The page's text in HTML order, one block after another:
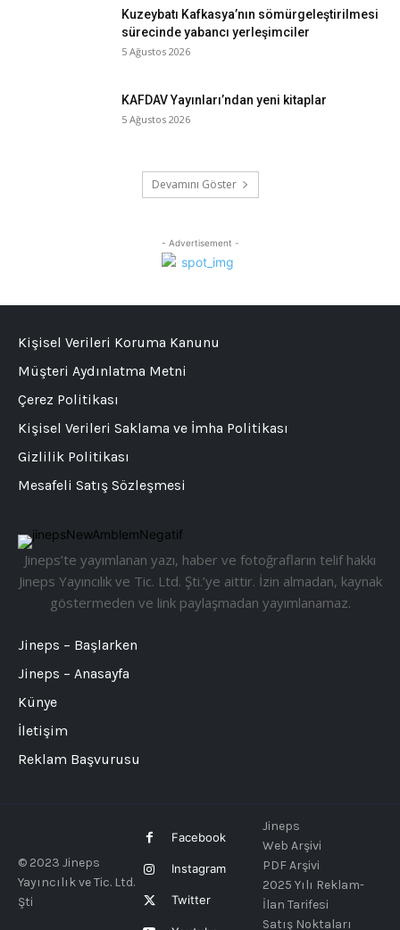
Kuzeybatı Kafkasya’nın sömürgeleştirilmesi
sürecinde yabancı yerleşimciler
5 Ağustos 2026
KAFDAV Yayınları’ndan yeni kitaplar
5 Ağustos 2026
Devamını Göster
- Advertisement -
Jineps’te yayımlanan yazı, haber ve fotoğrafların telif hakkı
Jineps Yayıncılık ve Tic. Ltd. Şti.’ye aittir. İzin almadan, kaynak
göstermeden ve link paylaşmadan yayımlanamaz.
Jineps – Başlarken
Jineps – Anasayfa
Künye
İletişim
Reklam Başvurusu
Kişisel Verileri Koruma Kanunu
Müşteri Aydınlatma Metni
Çerez Politikası
Kişisel Verileri Saklama ve İmha Politikası
Gizlilik Politikası
Mesafeli Satış Sözleşmesi
© 2023 Jineps
Yayıncılık ve Tic. Ltd.
Şti
Facebook
Instagram
Twitter
Jineps
Web Arşivi
PDF Arşivi
2025 Yılı Reklam-
İlan Tarifesi
Satış Noktaları